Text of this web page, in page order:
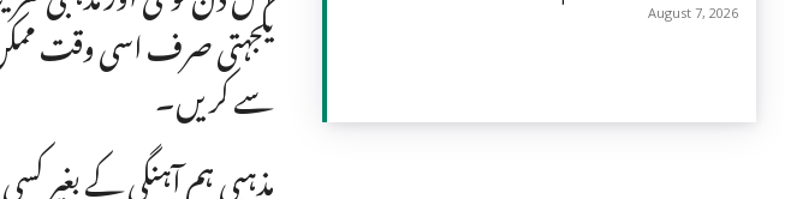
یکجہتی صرف اسی وقت
سے کریں۔
مذہبی ہم آہنگی کے بغیر
August 7, 2026